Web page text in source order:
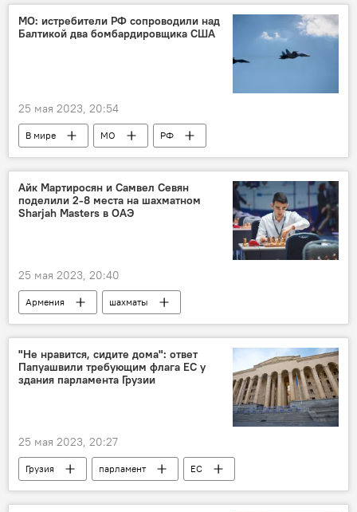
МО: истребители РФ сопроводили над
Балтикой два бомбардировщика США
25 мая 2023, 20:54
В мире МО
РФ
истребитель
США
бомбардировщик
Айк Мартиросян и Самвел Севян
поделили 2-8 места на шахматном
Sharjah Masters в ОАЭ
25 мая 2023, 20:40
Армения
шахматы
Айк Мартиросян
Спорт
Новости Армения
"Не нравится, сидите дома": ответ
Папуашвили требующим флага ЕС у
здания парламента Грузии
25 мая 2023, 20:27
Грузия парламент
ЕС
флаг
В мире